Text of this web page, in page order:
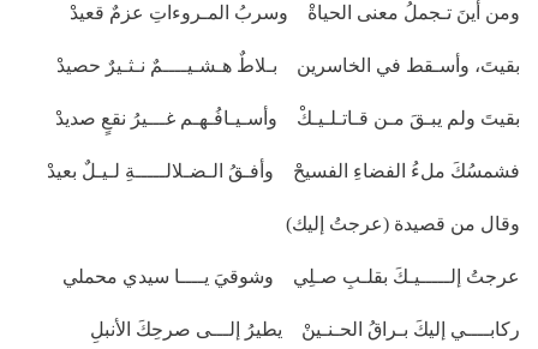
ومن أينَ تـجملُ معنى الحياةْ وسربُ المـروءاتِ عزمٌ قعيدْ
بقيتَ، وأسـقط في الخاسرين بـلاطٌ هـشـيــــمٌ نـثـيرٌ حصيدْ
بقيتَ ولم يبـقَ مـن قـاتـلـيـكْ وأسـيـافُـهـم غـــيرُ نقعٍ صديدْ
فشمسُكَ ملءُ الفضاءِ الفسيحْ وأفـقُ الـضـلالـــــةِ لـيـلٌ بعيدْ
وقال من قصيدة (عرجتُ إليك)
عرجتُ إلـــــيـكَ بقلـبِ صـلِي وشوقيَ يــــا سيدي محملي
ركابــــي إليكَ بـراقُ الحـنـينْ يطيرُ إلـــى صرحِكَ الأنبلِ